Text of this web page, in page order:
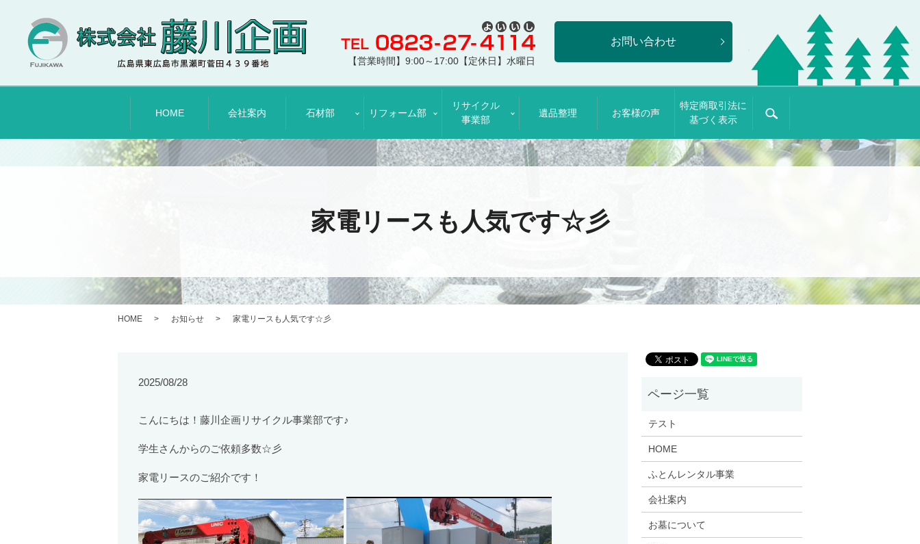
【営業時間】9:00～17:00【定休日】水曜日
お問い合わせ
HOME 会社案内 石材部 リフォーム部
リサイクル
事業部
遺品整理 お客様の声
特定商取引法に
基づく表示
家電リースも人気です☆彡
HOME お知らせ 家電リースも人気です☆彡
2025/08/28
こんにちは！藤川企画リサイクル事業部です♪
学生さんからのご依頼多数☆彡
家電リースのご紹介です！
テスト
HOME
ふとんレンタル事業
会社案内
お墓について